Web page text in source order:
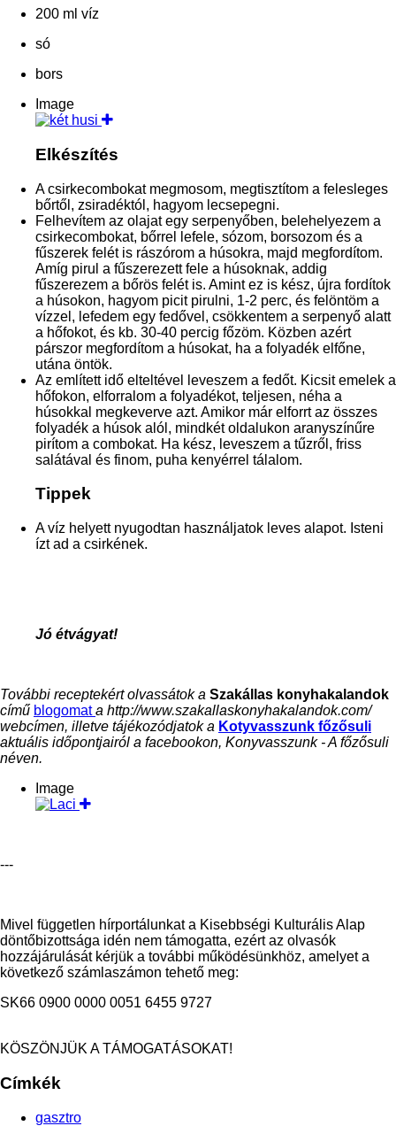
200 ml víz
só
bors
Image
Elkészítés
A csirkecombokat megmosom, megtisztítom a felesleges
bőrtől, zsiradéktól, hagyom lecsepegni.
Felhevítem az olajat egy serpenyőben, belehelyezem a
csirkecombokat, bőrrel lefele, sózom, borsozom és a
fűszerek felét is rászórom a húsokra, majd megfordítom.
Amíg pirul a fűszerezett fele a húsoknak, addig
fűszerezem a bőrös felét is. Amint ez is kész, újra fordítok
a húsokon, hagyom picit pirulni, 1-2 perc, és felöntöm a
vízzel, lefedem egy fedővel, csökkentem a serpenyő alatt
a hőfokot, és kb. 30-40 percig főzöm. Közben azért
párszor megfordítom a húsokat, ha a folyadék elfőne,
utána öntök.
Az említett idő elteltével leveszem a fedőt. Kicsit emelek a
hőfokon, elforralom a folyadékot, teljesen, néha a
húsokkal megkeverve azt. Amikor már elforrt az összes
folyadék a húsok alól, mindkét oldalukon aranyszínűre
pirítom a combokat. Ha kész, leveszem a tűzről, friss
salátával és finom, puha kenyérrel tálalom.
Tippek
A víz helyett nyugodtan használjatok leves alapot. Isteni
ízt ad a csirkének.
Jó étvágyat!
További receptekért olvassátok a Szakállas konyhakalandok
című blogomata http://www.szakallaskonyhakalandok.com/
webcímen, illetve tájékozódjatok a Kotyvasszunk főzősuli
aktuális időpontjairól a facebookon, Konyvasszunk - A főzősuli
néven.
Image
---
Mivel független hírportálunkat a Kisebbségi Kulturális Alap
döntőbizottsága idén nem támogatta, ezért az olvasók
hozzájárulását kérjük a további működésünkhöz, amelyet a
következő számlaszámon tehető meg:
SK66 0900 0000 0051 6455 9727
KÖSZÖNJÜK A TÁMOGATÁSOKAT!
Címkék
gasztro